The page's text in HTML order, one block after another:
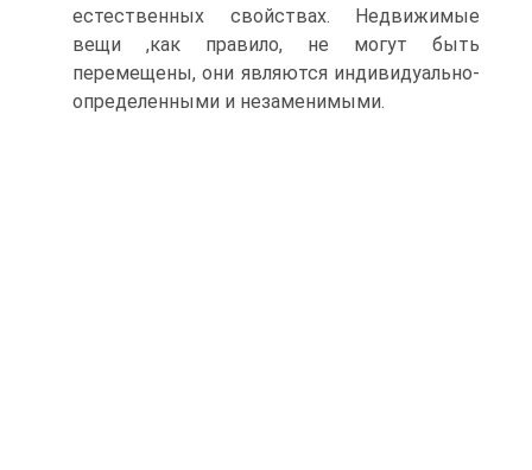
естественных свойствах. Недвижимые
вещи ,как правило, не могут быть
перемещены, они являются индивидуально-
определенными и незаменимыми.